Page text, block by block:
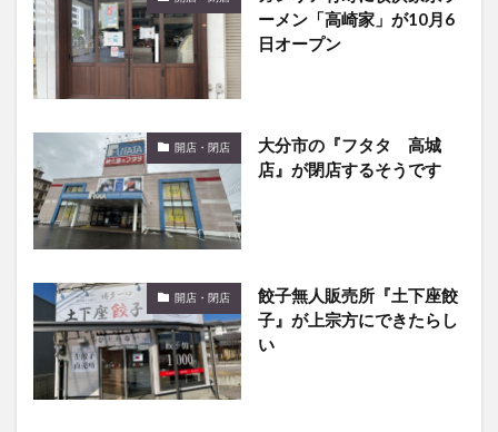
ーメン「高崎家」が10月6
日オープン
開店・閉店
大分市の『フタタ 高城
店』が閉店するそうです
開店・閉店
餃子無人販売所『土下座餃
子』が上宗方にできたらし
い